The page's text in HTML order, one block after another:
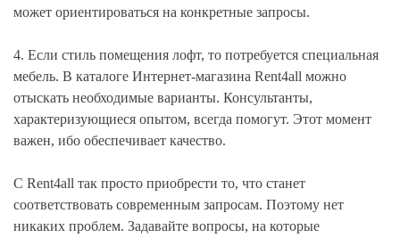
может ориентироваться на конкретные запросы.
4. Если стиль помещения лофт, то потребуется специальная
мебель. В каталоге Интернет-магазина Rent4all можно
отыскать необходимые варианты. Консультанты,
характеризующиеся опытом, всегда помогут. Этот момент
важен, ибо обеспечивает качество.
С Rent4all так просто приобрести то, что станет
соответствовать современным запросам. Поэтому нет
никаких проблем. Задавайте вопросы, на которые